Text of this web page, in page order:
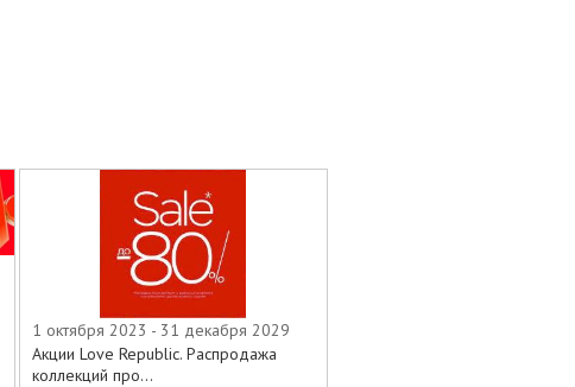
1 октября 2023 - 31 декабря 2029
Акции Love Republic. Распродажа
коллекций про...